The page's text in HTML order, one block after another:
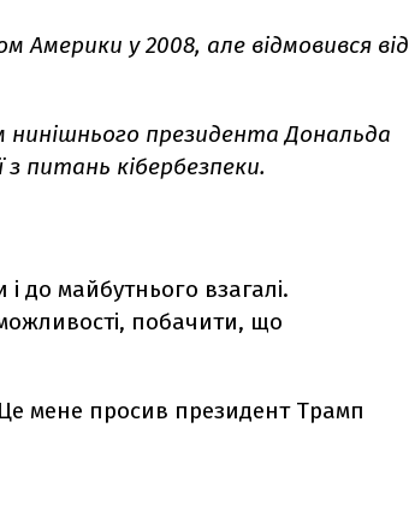
Америки у 2008, але відмовився від
нинішнього президента Дональда
питань кібербезпеки.
до майбутнього взагалі.
можливості, побачити, що
мене просив президент Трамп